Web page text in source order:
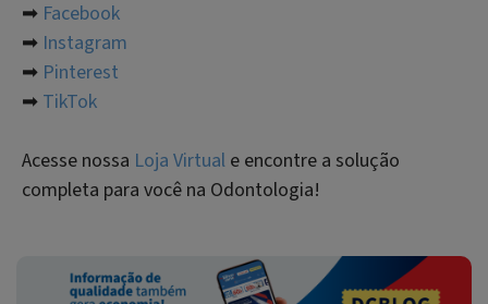
➡ Facebook
➡ Instagram
➡ Pinterest
➡ TikTok
Acesse nossa Loja Virtual e encontre a solução
completa para você na Odontologia!